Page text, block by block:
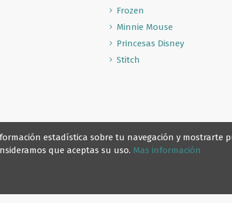
Frozen
Minnie Mouse
Princesas Disney
Stitch
estadística sobre tu navegación y
que aceptas su uso. Mas información